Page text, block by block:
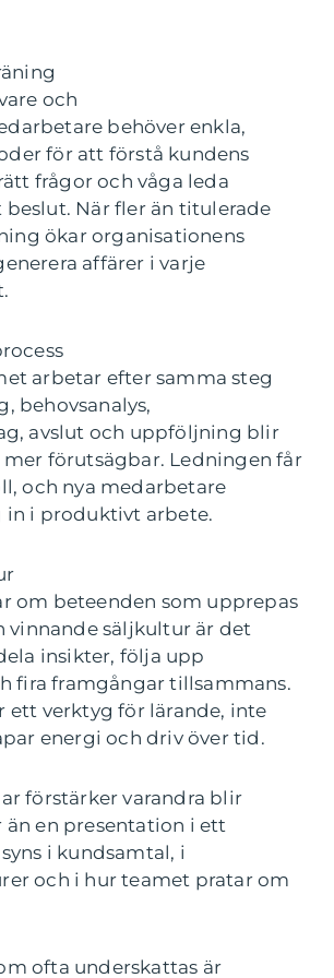
och
behöver enkla,
för att förstå kundens
frågor och våga leda
När fler än titulerade
ökar organisationens
affärer i varje
arbetar efter samma steg
behovsanalys,
avslut och uppföljning blir
förutsägbar. Ledningen får
och nya medarbetare
in i produktivt arbete.
om beteenden som upprepas
vinnande säljkultur är det
insikter, följa upp
fira framgångar tillsammans.
ett verktyg för lärande, inte
energi och driv över tid.
förstärker varandra blir
en presentation i ett
i kundsamtal, i
och i hur teamet pratar om
ofta underskattas är